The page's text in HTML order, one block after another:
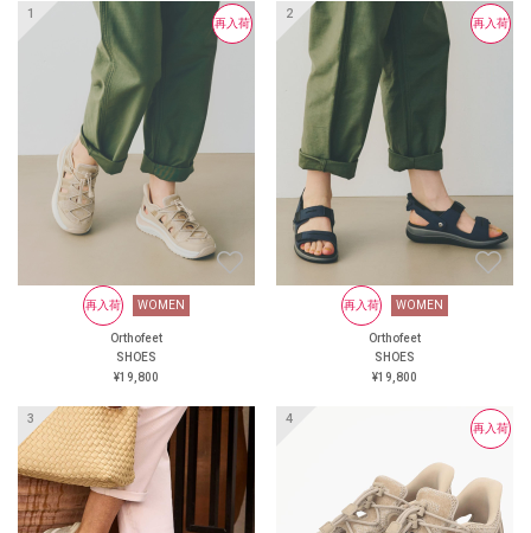
#orthofeet #オーソフィート #
ハンズフリーシューズ
#handsfreeshoes #健康投資 #痛
くない靴 #蒸れない靴 #疲れ
にくい靴
ンストレス」に変える1足を選
ぼう！ ＜直営店舗＞ オーソ
フィート新宿 オーソフィート
伊勢丹立川 オーソフィート
大丸京都店 オーソフィート
阪神 オーソフィート西宮阪急
オーソフィート鶴屋百貨店 ＜
オンラインショップ＞
https://www.orthofeet.jp/
#orthofeet #オーソフィート #
ハンズフリーシューズ
#handsfreeshoes #健康投資 #痛
くない靴 #蒸れない靴 #疲れ
にくい靴
再入荷
再入荷 WOMEN
Orthofeet
SHOES
¥19,800
再入荷
再入荷 WOMEN
Orthofeet
SHOES
¥19,800
再入荷
再入荷
再入荷 WOMEN
Orthofeet
SHOES
¥19,800
WOMEN
Orthofeet
SHOES
¥24,200
再入荷